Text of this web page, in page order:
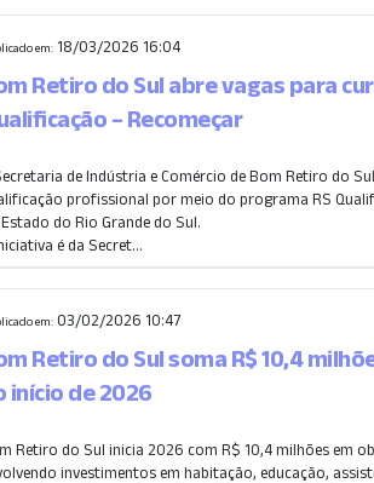
em: 18/03/2026 16:04
Retiro do Sul abre vagas para
– Recomeçar
de Indústria e Comércio de Bom Retiro do
profissional por meio do programa RS
do Rio Grande do Sul.
é da Secret...
em: 03/02/2026 10:47
Retiro do Sul soma R$ 10,4
início de 2026
Retiro do Sul inicia 2026 com R$ 10,4 milhões em
investimentos em habitação, educação,